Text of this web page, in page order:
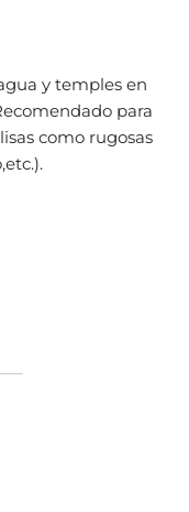
y temples en
para
como rugosas